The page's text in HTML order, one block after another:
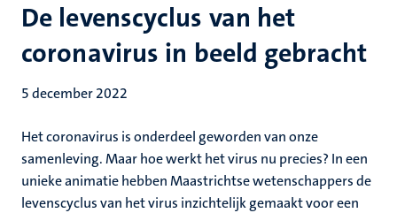
De levenscyclus van het
coronavirus in beeld gebracht
5 december 2022
Het coronavirus is onderdeel geworden van onze
samenleving. Maar hoe werkt het virus nu precies? In een
unieke animatie hebben Maastrichtse wetenschappers de
levenscyclus van het virus inzichtelijk gemaakt voor een